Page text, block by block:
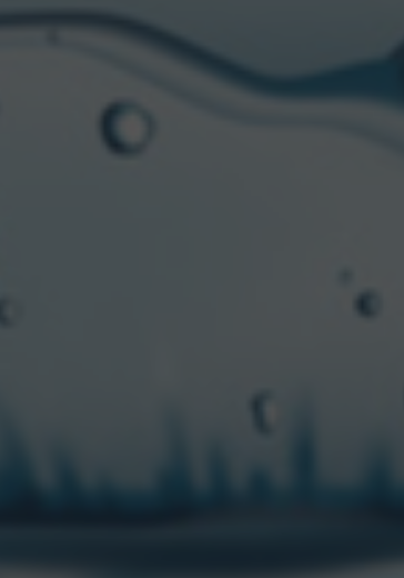
por el esfuerzo y compromiso de
momento, It ‘s Miller Time”
DORADO
la Cervecería Plank Road en
cervecera. La fórmula original, creada en
desde entonces, que Miller pueda ser
Genuine Draft ha llegado lejos de su
en más de 70 países, que pueden
la marca ha innovado y excedido los límites
del pionero. Utilizando el mismo proceso
que hacen que Miller tenga los más altos
filtrada 4 veces en frío, lo que le dá su
suave.